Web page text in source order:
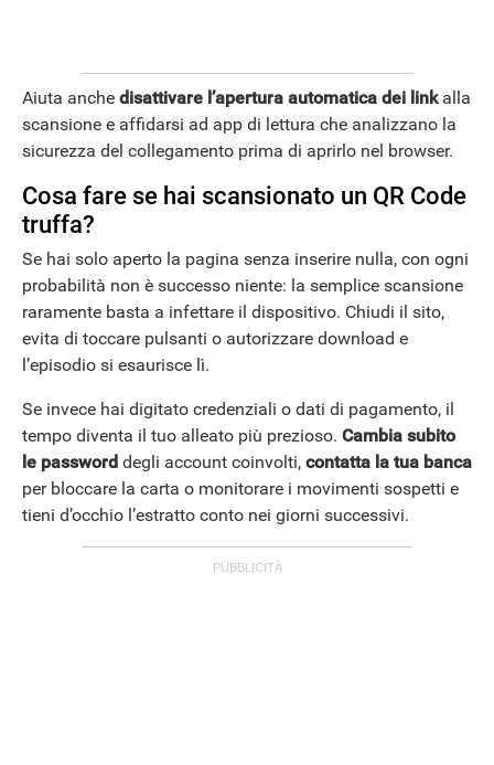
Aiuta anche disattivare l’apertura automatica dei linkalla
scansione e affidarsi ad app di lettura che analizzano la
sicurezza del collegamento prima di aprirlo nel browser.
Cosa fare se hai scansionato un QR Code
truffa?
Se hai solo aperto la pagina senza inserire nulla, con ogni
probabilità non è successo niente: la semplice scansione
raramente basta a infettare il dispositivo. Chiudi il sito,
evita di toccare pulsanti o autorizzare download e
l’episodio si esaurisce lì.
Se invece hai digitato credenziali o dati di pagamento, il
tempo diventa il tuo alleato più prezioso. Cambia subito
le password degli account coinvolti, contatta la tua banca
per bloccare la carta o monitorare i movimenti sospetti e
tieni d’occhio l’estratto conto nei giorni successivi.